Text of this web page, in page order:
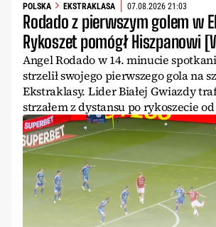
POLSKA EKSTRAKLASA 07.08.2026 21:03
Rodado z pierwszym golem w
Rykoszet pomógł Hiszpanowi
Angel Rodado w 14. minucie
strzelił swojego pierwszego gola na
Ekstraklasy. Lider Białej Gwiazdy
strzałem z dystansu po rykoszecie